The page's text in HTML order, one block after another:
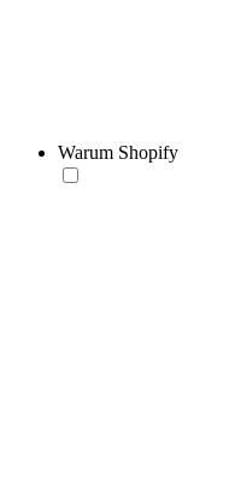
Warum Shopify